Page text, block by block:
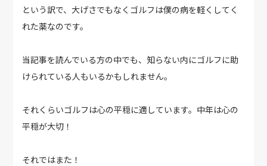
という訳で、大げさでもなくゴルフは僕の病を軽くしてく
れた薬なのです。
当記事を読んでいる方の中でも、知らない内にゴルフに助
けられている人もいるかもしれません。
それくらいゴルフは心の平穏に適しています。中年は心の
平穏が大切！
それではまた！